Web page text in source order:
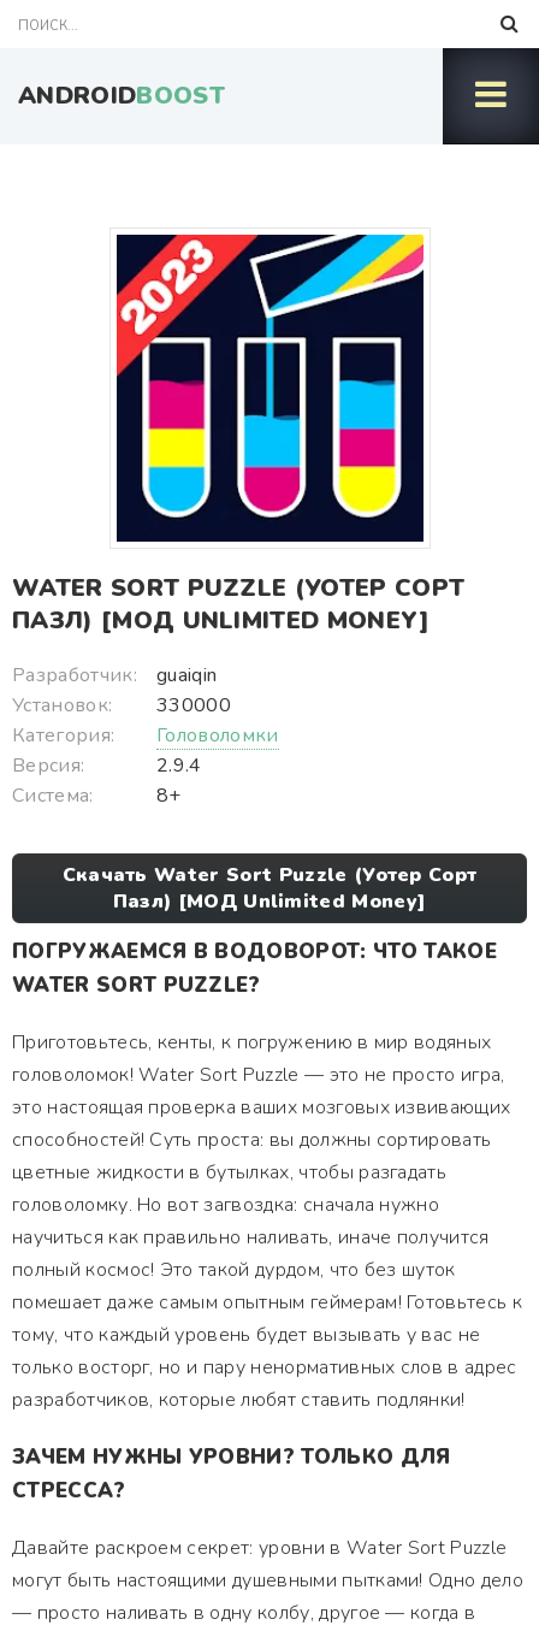
ANDROIDBOOST
WATER SORT PUZZLE (УОТЕР СОРТ
ПАЗЛ) [МОД UNLIMITED MONEY]
Разработчик:
guaiqin
Установок:
330000
Категория:
Головоломки
Версия:
2.9.4
Система:
8+
Скачать Water Sort Puzzle (Уотер Сорт
Пазл) [МОД Unlimited Money]
ПОГРУЖАЕМСЯ В ВОДОВОРОТ: ЧТО ТАКОЕ
WATER SORT PUZZLE?
Приготовьтесь, кенты, к погружению в мир водяных
головоломок! Water Sort Puzzle — это не просто игра,
это настоящая проверка ваших мозговых извивающих
способностей! Суть проста: вы должны сортировать
цветные жидкости в бутылках, чтобы разгадать
головоломку. Но вот загвоздка: сначала нужно
научиться как правильно наливать, иначе получится
полный космос! Это такой дурдом, что без шуток
помешает даже самым опытным геймерам! Готовьтесь к
тому, что каждый уровень будет вызывать у вас не
только восторг, но и пару ненормативных слов в адрес
разработчиков, которые любят ставить подлянки!
ЗАЧЕМ НУЖНЫ УРОВНИ? ТОЛЬКО ДЛЯ
СТРЕССА?
Давайте раскроем секрет: уровни в Water Sort Puzzle
могут быть настоящими душевными пытками! Одно дело
— просто наливать в одну колбу, другое — когда в